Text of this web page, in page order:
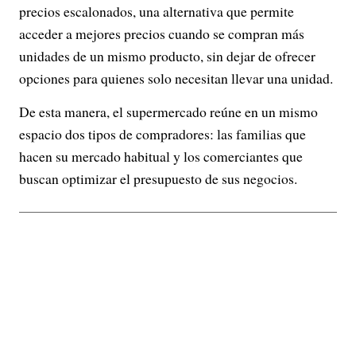
precios escalonados, una alternativa que permite
acceder a mejores precios cuando se compran más
unidades de un mismo producto, sin dejar de ofrecer
opciones para quienes solo necesitan llevar una unidad.
De esta manera, el supermercado reúne en un mismo
espacio dos tipos de compradores: las familias que
hacen su mercado habitual y los comerciantes que
buscan optimizar el presupuesto de sus negocios.